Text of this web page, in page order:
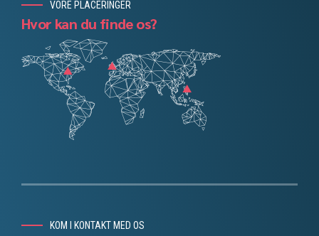
VORE PLACERINGER
Hvor kan du finde os?
KOM I KONTAKT MED OS